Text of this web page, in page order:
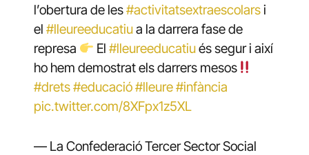
l’obertura de les#activitatsextraescolarsi
el #lleureeducatiua la darrera fase de
represa
El#lleureeducatiués segur i així
ho hem demostrat els darrers mesos
#drets#educació#lleure#infància
pic.twitter.com/8XFpx1z5XL
— La Confederació Tercer Sector Social